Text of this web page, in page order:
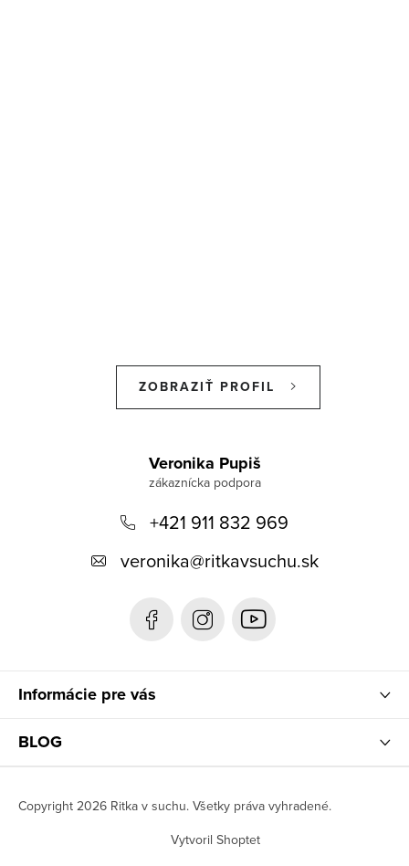
ZOBRAZIŤ PROFIL
Veronika Pupiš
+421 911 832 969
veronika@ritkavsuchu.sk
Informácie pre vás
BLOG
Vytvoril Shoptet
Copyright 2026 Ritka v suchu. Všetky práva vyhradené.